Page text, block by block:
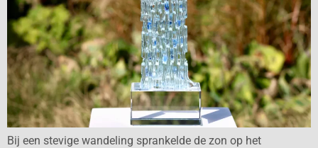
Bij een stevige wandeling sprankelde de zon op het